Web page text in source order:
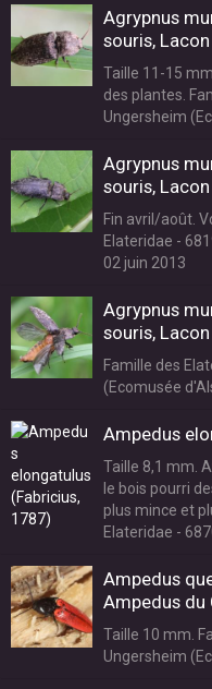
Agrypnus
souris,
Taille 11-15
des plantes.
Ungersheim
Agrypnus
souris,
Fin avril/août.
Elateridae -
02 juin 2013
Agrypnus
souris,
Famille des
(Ecomusée
Ampedus
Taille 8,1 mm.
le bois pourri
plus mince et
Elateridae -
Ampedus
Ampedus du
Taille 10 mm.
Ungersheim